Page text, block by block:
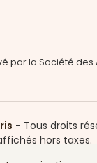
par la Société des
- Tous droits
hors taxes.